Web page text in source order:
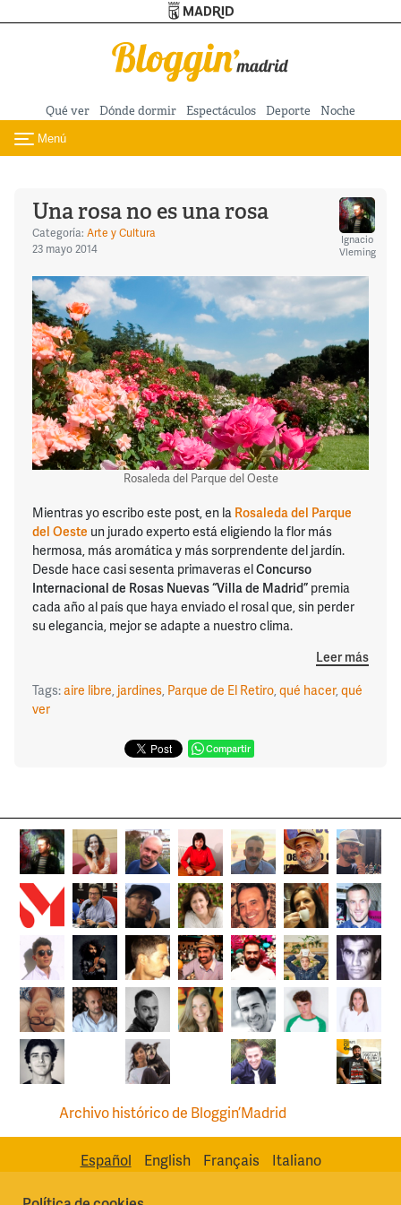
Pasar al contenido principal
Qué ver Dónde dormir Espectáculos Deporte Noche
Toggle navigation
Menú
Una rosa no es una rosa
Categoría: Arte y Cultura
23 mayo 2014
Ignacio
Vleming
Rosaleda del Parque del Oeste
Mientras yo escribo este post, en la Rosaleda del Parque
del Oeste un jurado experto está eligiendo la flor más
hermosa, más aromática y más sorprendente del jardín.
Desde hace casi sesenta primaveras elConcurso
Internacional de Rosas Nuevas “Villa de Madrid” premia
cada año al país que haya enviado el rosal que, sin perder
su elegancia, mejor se adapte a nuestro clima.
Leer más
Tags:aire libre, jardines, Parque de El Retiro,qué hacer,qué
ver
Compartir
Archivo histórico de Bloggin’Madrid
Español English Français Italiano